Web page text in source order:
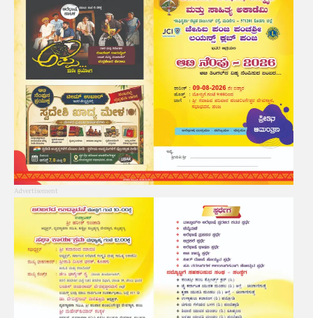
Advertisement